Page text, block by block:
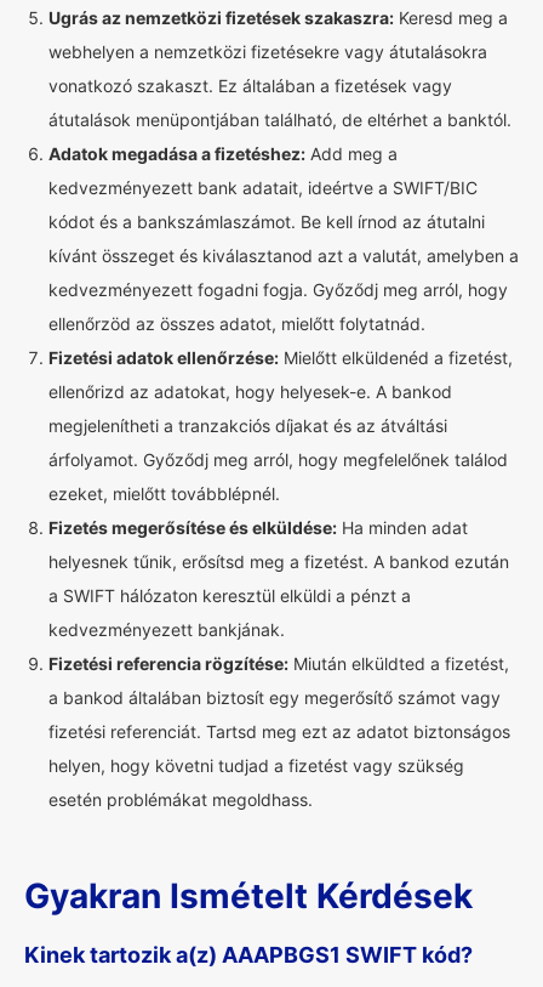
Ugrás az nemzetközi fizetések szakaszra: Keresd meg a
webhelyen a nemzetközi fizetésekre vagy átutalásokra
vonatkozó szakaszt. Ez általában a fizetések vagy
átutalások menüpontjában található, de eltérhet a banktól.
Adatok megadása a fizetéshez: Add meg a
kedvezményezett bank adatait, ideértve a SWIFT/BIC
kódot és a bankszámlaszámot. Be kell írnod az átutalni
kívánt összeget és kiválasztanod azt a valutát, amelyben a
kedvezményezett fogadni fogja. Győződj meg arról, hogy
ellenőrzöd az összes adatot, mielőtt folytatnád.
Fizetési adatok ellenőrzése: Mielőtt elküldenéd a fizetést,
ellenőrizd az adatokat, hogy helyesek-e. A bankod
megjelenítheti a tranzakciós díjakat és az átváltási
árfolyamot. Győződj meg arról, hogy megfelelőnek találod
ezeket, mielőtt továbblépnél.
Fizetés megerősítése és elküldése: Ha minden adat
helyesnek tűnik, erősítsd meg a fizetést. A bankod ezután
a SWIFT hálózaton keresztül elküldi a pénzt a
kedvezményezett bankjának.
Fizetési referencia rögzítése: Miután elküldted a fizetést,
a bankod általában biztosít egy megerősítő számot vagy
fizetési referenciát. Tartsd meg ezt az adatot biztonságos
helyen, hogy követni tudjad a fizetést vagy szükség
esetén problémákat megoldhass.
Gyakran Ismételt Kérdések
Kinek tartozik a(z) AAAPBGS1 SWIFT kód?